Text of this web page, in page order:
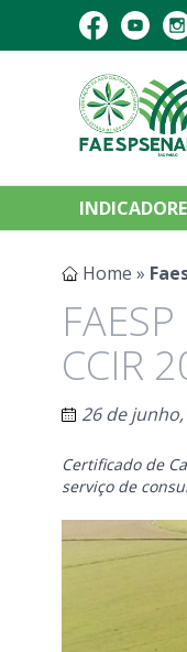
Home »
CCIR
26 de
Certificado de
serviço de